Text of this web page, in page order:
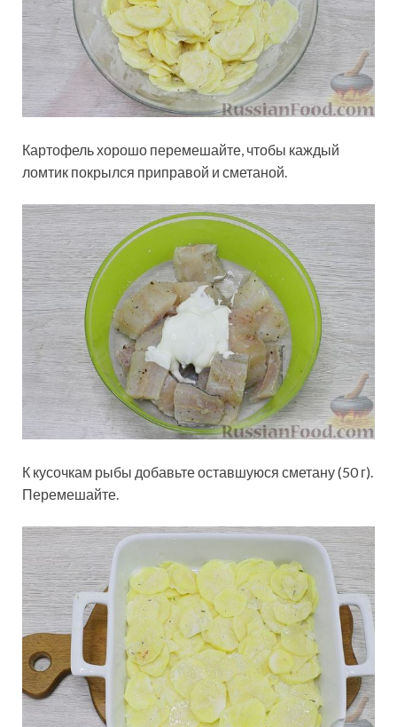
Картофель хорошо перемешайте, чтобы каждый
ломтик покрылся приправой и сметаной.
К кусочкам рыбы добавьте оставшуюся сметану (50 г).
Перемешайте.